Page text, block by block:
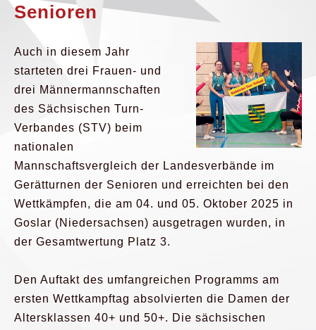
Senioren
Auch in diesem Jahr
starteten drei Frauen- und
drei Männermannschaften
des Sächsischen Turn-
Verbandes (STV) beim
nationalen
Mannschaftsvergleich der Landesverbände im
Gerätturnen der Senioren und erreichten bei den
Wettkämpfen, die am 04. und 05. Oktober 2025 in
Goslar (Niedersachsen) ausgetragen wurden, in
der Gesamtwertung Platz 3.
Den Auftakt des umfangreichen Programms am
ersten Wettkampftag absolvierten die Damen der
Altersklassen 40+ und 50+. Die sächsischen